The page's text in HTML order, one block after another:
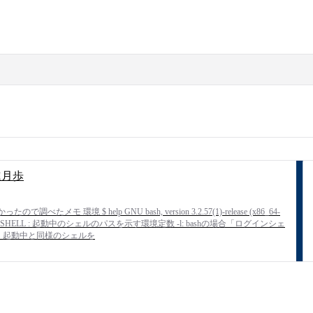
歩
ので調べたメモ 環境 $ help GNU bash, version 3.2.57(1)-release (x86_64-
: 起動中のシェルのパスを示す環境定数 -l: bashの場合「ログインシェ
動中と同様のシェルを